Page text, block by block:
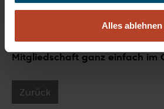
Alles ablehnen
Sind Sie noch kein Mitglied?
bekommen sie in jeder
Volksbank BraWo oder Sie
Mitgliedschaft ganz einfach im
Zurück